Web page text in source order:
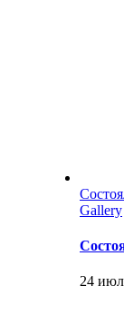
Gallery
24